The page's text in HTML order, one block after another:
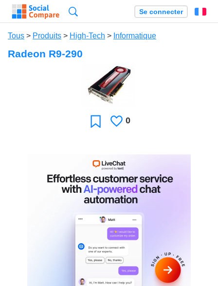
Se connecter
Tous > Produits > High-Tech > Informatique
Radeon R9-290
Favori J'aime
0